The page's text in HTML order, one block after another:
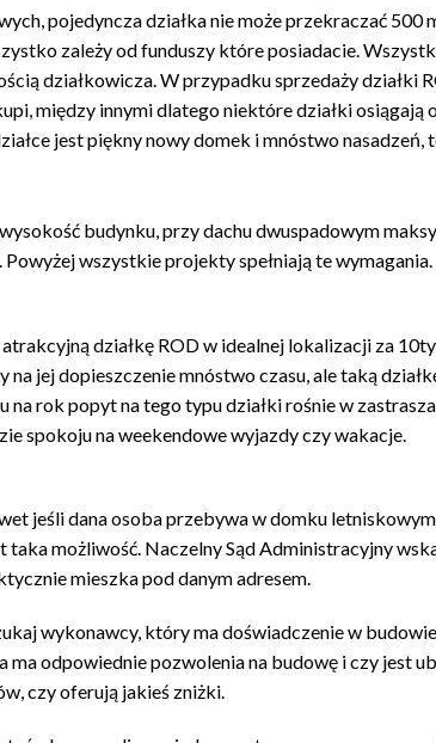
pojedyncza działka nie może przekraczać 500
zależy od funduszy które posiadacie.
działkowicza. W przypadku sprzedaży działki
między innymi dlatego niektóre działki
jest piękny nowy domek i mnóstwo nasadzeń,
budynku, przy dachu dwuspadowym
wszystkie projekty spełniają te wymagania.
działkę ROD w idealnej lokalizacji za
jej dopieszczenie mnóstwo czasu, ale taką
rok popyt na tego typu działki rośnie w
spokoju na weekendowe wyjazdy czy wakacje.
jeśli dana osoba przebywa w domku letniskowym
możliwość. Naczelny Sąd Administracyjny
mieszka pod danym adresem.
wykonawcy, który ma doświadczenie w
odpowiednie pozwolenia na budowę i czy jest
czy oferują jakieś zniżki.